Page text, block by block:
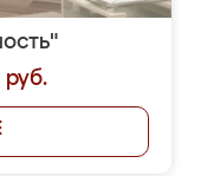
руб.